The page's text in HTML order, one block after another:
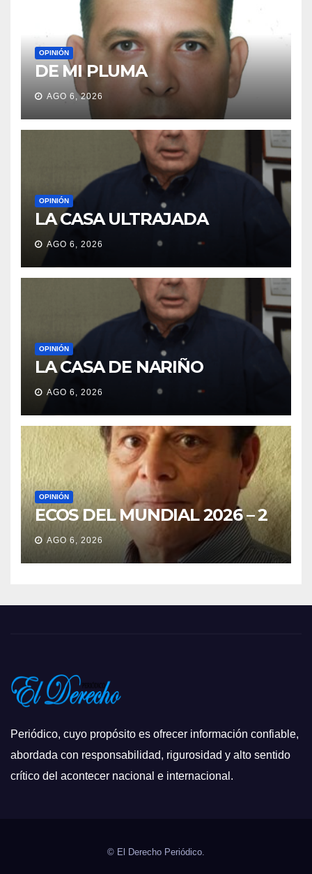
OPINIÓN
DE MI PLUMA
AGO 6, 2026
OPINIÓN
LA CASA ULTRAJADA
AGO 6, 2026
OPINIÓN
LA CASA DE NARIÑO
AGO 6, 2026
OPINIÓN
ECOS DEL MUNDIAL 2026 – 2
AGO 6, 2026
Periódico, cuyo propósito es ofrecer información confiable,
abordada con responsabilidad, rigurosidad y alto sentido
crítico del acontecer nacional e internacional.
© El Derecho Periódico.